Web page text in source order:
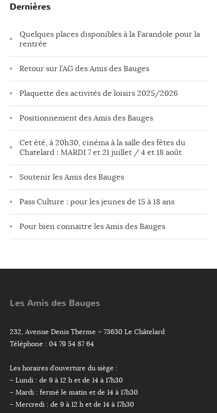
Dernières
Quelques places disponibles à la Farandole pour la
rentrée
Retour sur l’AG des Amis des Bauges
Plaquette des activités de loisirs 2025/2026
Positionnement des Amis des Bauges
Cet été, à 20h30, cinéma à la salle des fêtes du
Chatelard : MARDI 7 et 21 juillet / 4 et 18 août
Soutenir les Amis des Bauges
Pass Culture : pour les jeunes de 15 à 18 ans
Pour bien connaitre les Amis des Bauges
Les Amis des Bauges
232, Avenue Denis Therme – 73630 Le Châtelard
Téléphone : 04 79 54 87 64
Les horaires d’ouverture du siège :
– Lundi : de 9 à 12 h et de 14 à 17h30
– Mardi : fermé le matin et de 14 à 17h30
– Mercredi : de 9 à 12 h et de 14 à 17h30